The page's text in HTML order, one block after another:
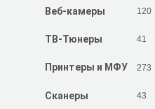
Веб-камеры 120
ТВ-Тюнеры 41
Принтеры и МФУ 273
Сканеры 43